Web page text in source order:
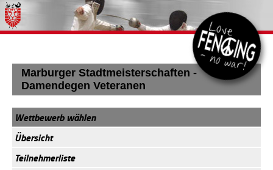
Marburger Stadtmeisterschaften -
Damendegen Veteranen
Wettbewerb wählen
Übersicht
Teilnehmerliste